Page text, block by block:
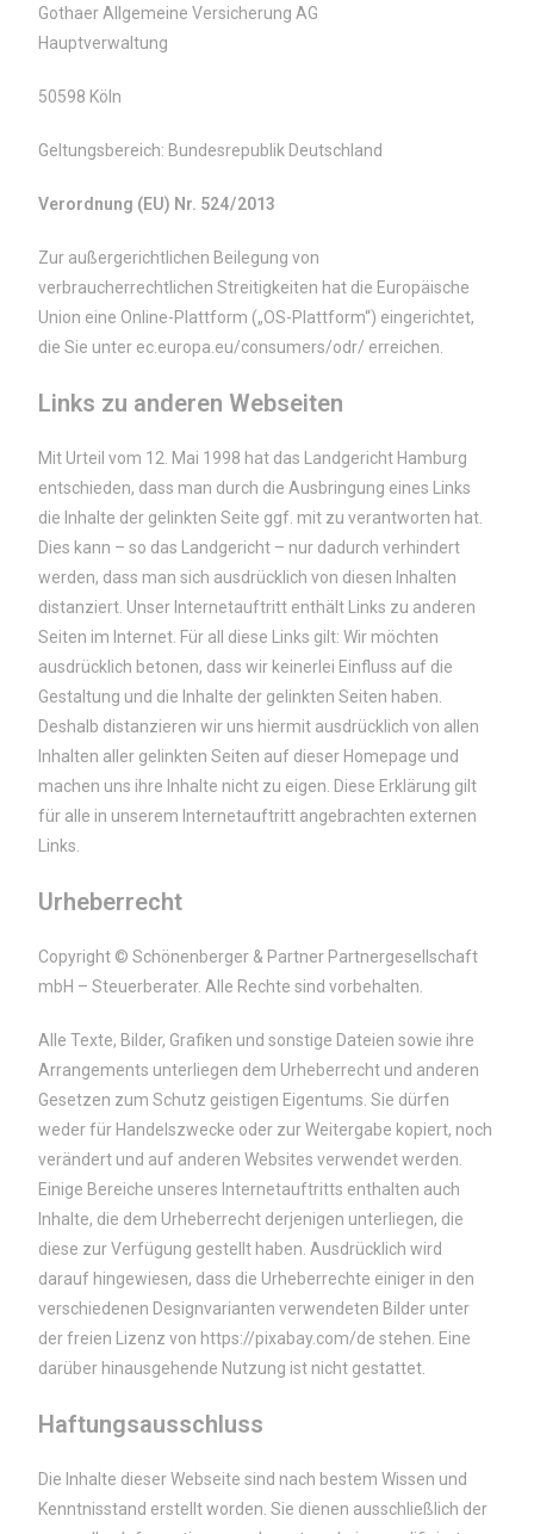
Gothaer Allgemeine Versicherung AG
Hauptverwaltung
50598 Köln
Geltungsbereich: Bundesrepublik Deutschland
Verordnung (EU) Nr. 524 / 2013
Zur außergerichtlichen Beilegung von
verbraucherrechtlichen Streitigkeiten hat die Europäische
Union eine Online-Plattform („OS-Plattform“) eingerichtet,
die Sie unter ec.europa.eu/consumers/odr/ erreichen.
Links zu anderen Webseiten
Mit Urteil vom 12. Mai 1998 hat das Landgericht Hamburg
entschieden, dass man durch die Ausbringung eines Links
die Inhalte der gelinkten Seite ggf. mit zu verantworten hat.
Dies kann – so das Landgericht – nur dadurch verhindert
werden, dass man sich ausdrücklich von diesen Inhalten
distanziert. Unser Internetauftritt enthält Links zu anderen
Seiten im Internet. Für all diese Links gilt: Wir möchten
ausdrücklich betonen, dass wir keinerlei Einfluss auf die
Gestaltung und die Inhalte der gelinkten Seiten haben.
Deshalb distanzieren wir uns hiermit ausdrücklich von allen
Inhalten aller gelinkten Seiten auf dieser Homepage und
machen uns ihre Inhalte nicht zu eigen. Diese Erklärung gilt
für alle in unserem Internetauftritt angebrachten externen
Links.
Urheberrecht
Copyright © Schönenberger & Partner Partnergesellschaft
mbH – Steuerberater. Alle Rechte sind vorbehalten.
Alle Texte, Bilder, Grafiken und sonstige Dateien sowie ihre
Arrangements unterliegen dem Urheberrecht und anderen
Gesetzen zum Schutz geistigen Eigentums. Sie dürfen
weder für Handelszwecke oder zur Weitergabe kopiert, noch
verändert und auf anderen Websites verwendet werden.
Einige Bereiche unseres Internetauftritts enthalten auch
Inhalte, die dem Urheberrecht derjenigen unterliegen, die
diese zur Verfügung gestellt haben. Ausdrücklich wird
darauf hingewiesen, dass die Urheberrechte einiger in den
verschiedenen Designvarianten verwendeten Bilder unter
der freien Lizenz von https://pixabay.com/de stehen. Eine
darüber hinausgehende Nutzung ist nicht gestattet.
Haftungsausschluss
Die Inhalte dieser Webseite sind nach bestem Wissen und
Kenntnisstand erstellt worden. Sie dienen ausschließlich der